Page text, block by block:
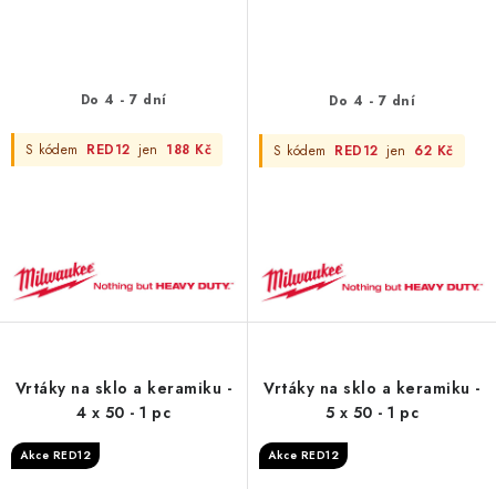
Do 4 - 7 dní
S kódem RED12 jen 188 Kč
Do 4 - 7 dní
S kódem RED12 jen 62 Kč
Vrtáky na sklo a keramiku -
4 x 50 - 1 pc
Akce RED12
Vrtáky na sklo a keramiku -
5 x 50 - 1 pc
Akce RED12